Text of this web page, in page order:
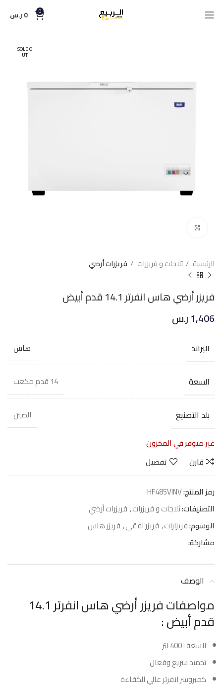
0
0 ر.س
SOLD O
UT
الرئيسية ثلاجات و فريزرات فريزرات أرضي
فريزر أرضي هاس انفرتر 14.1 قدم أبيض
1,406ر.س
البراند هاس
السعة 14 قدم مكعب
بلد التصنيع
الصين
غير متوفر في المخزون
قارن
تفضيل
رمز المنتج:HF485VINV
التصنيفات:ثلاجات و فريزرات, فريزرات أرضي
الوسوم:فريزارات, فريزر افقي, فريزر هاس
مشاركة:
الوصف
مواصفات فريزر أرضي هاس انفرتر 14.1
قدم أبيض :
السعة : 400 لتر
تجميد سريع وفعال
كمبروسر انفرتر عالي الكفاءة